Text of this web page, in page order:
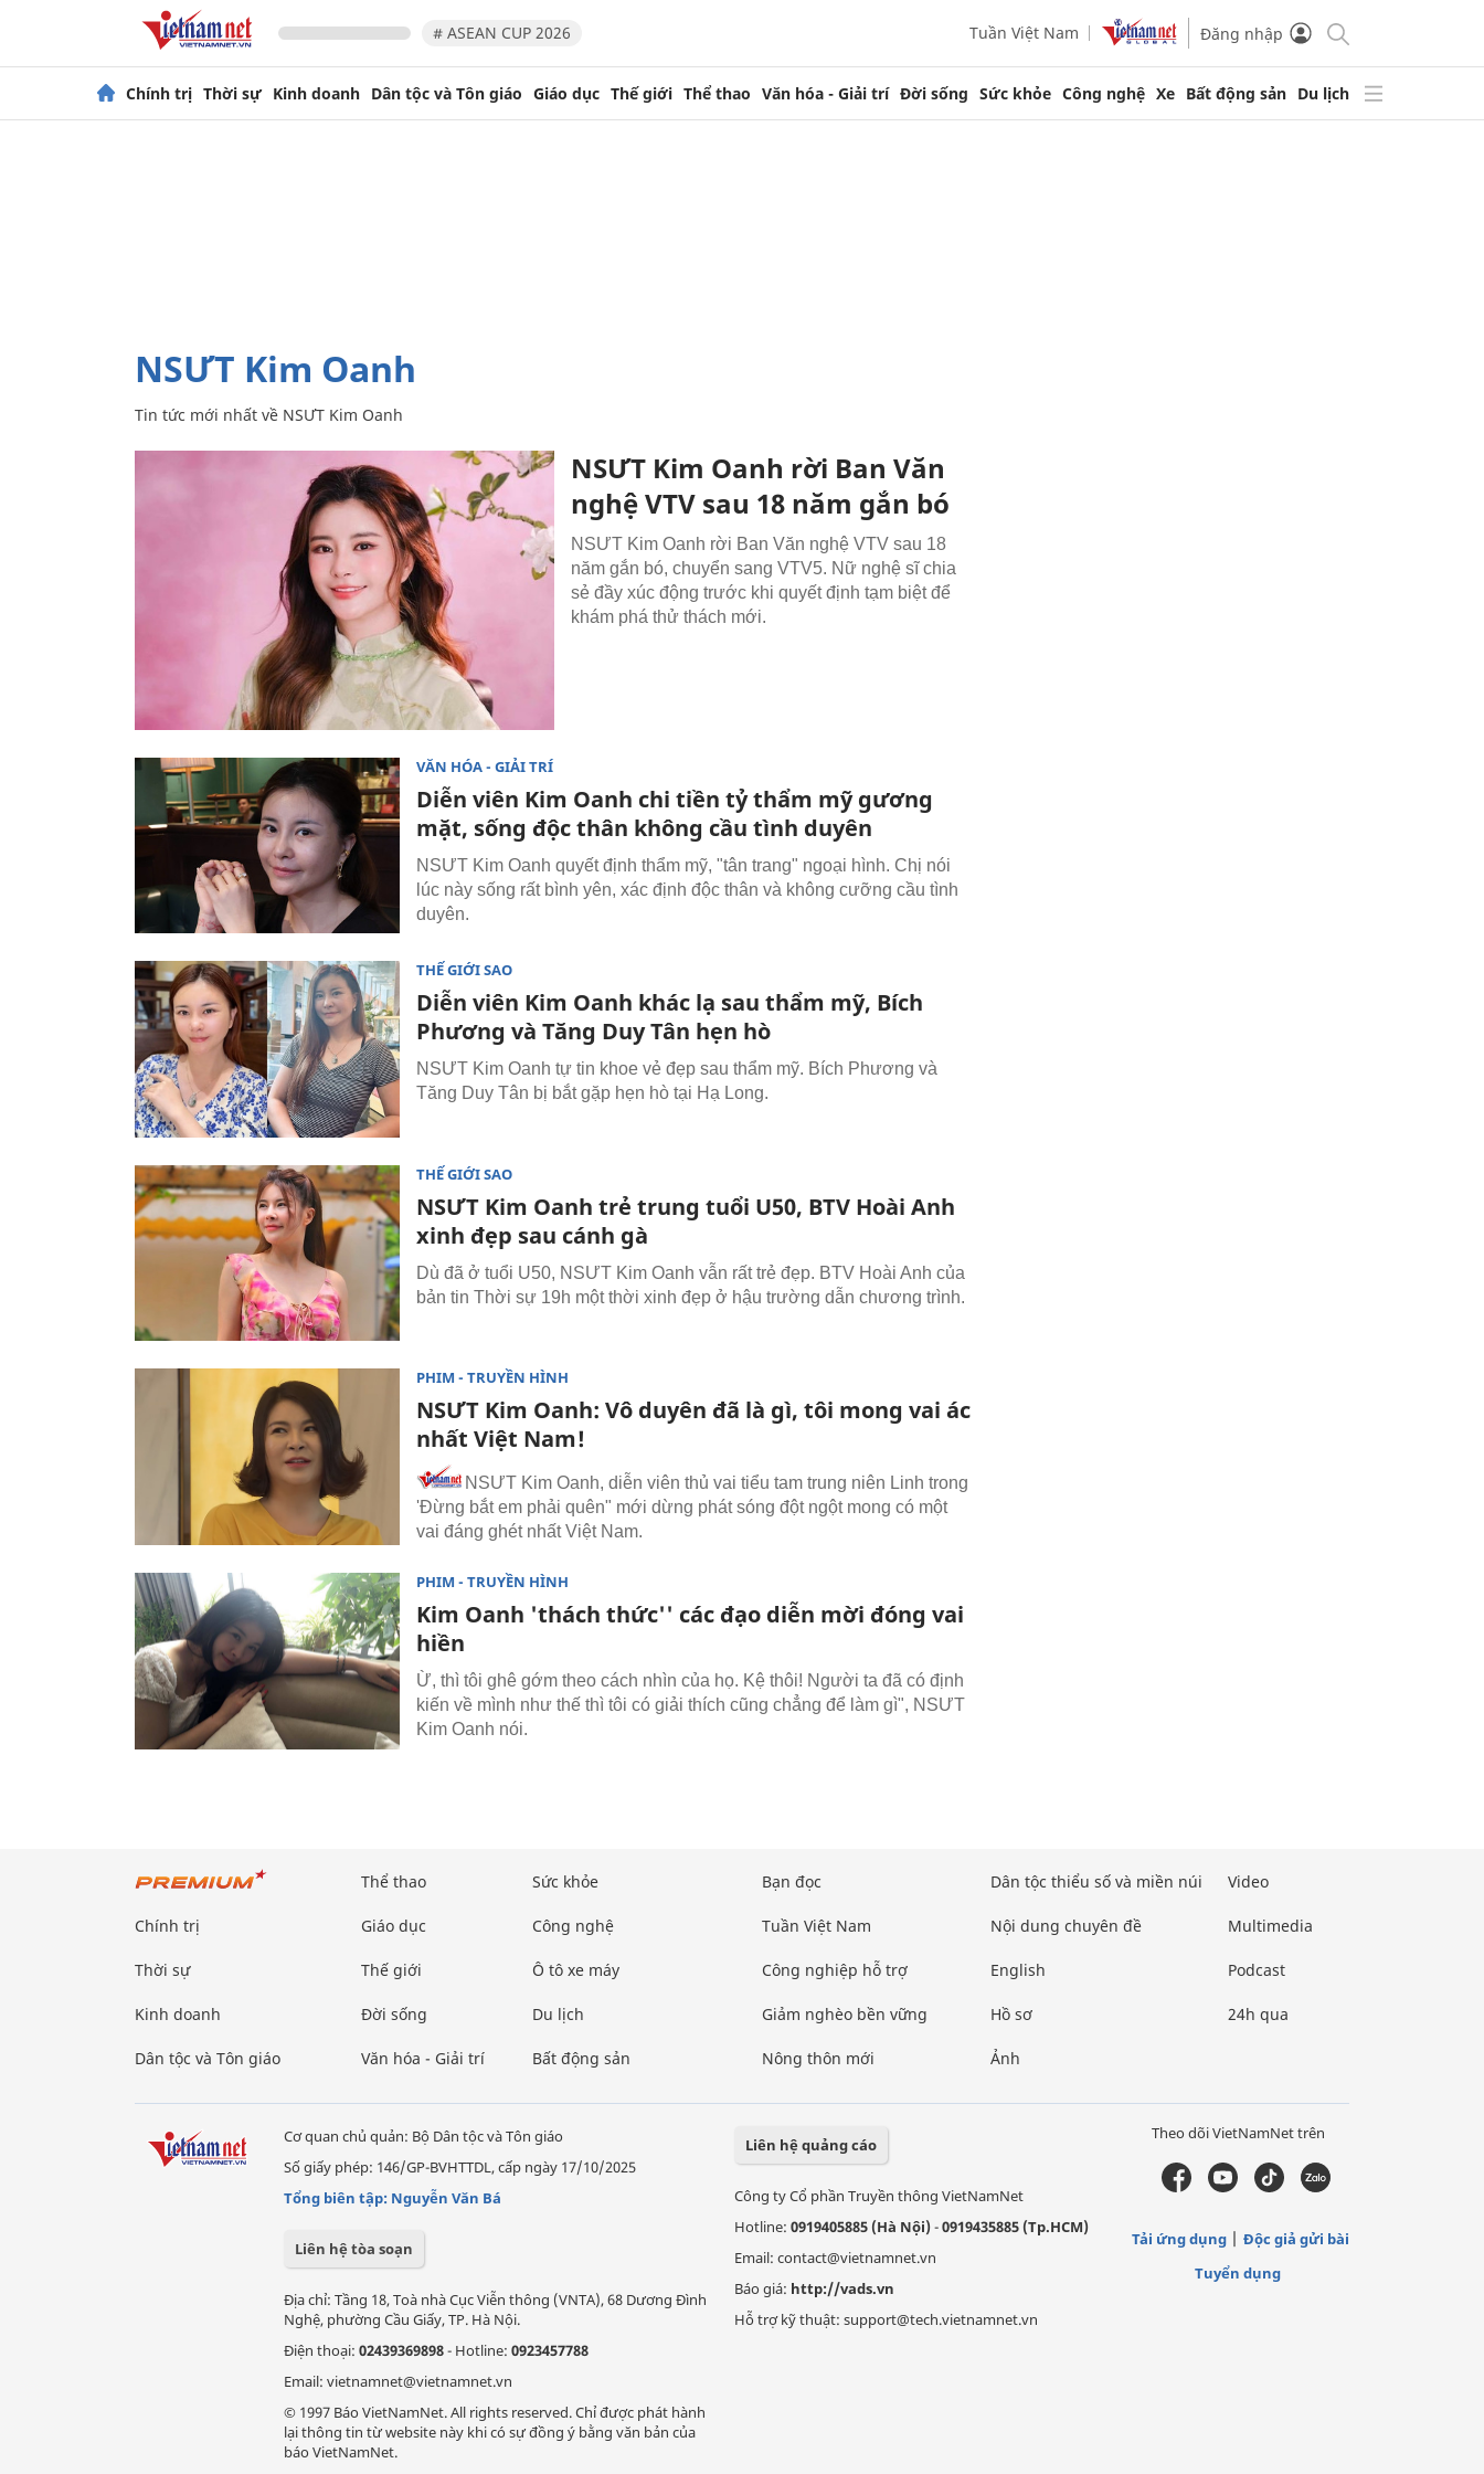
# ASEAN CUP 2026 Tuần Việt Nam Đăng nhập
Chính trị Thời sự Kinh doanh Dân tộc và Tôn giáo Giáo dục Thế giới Thể thao Văn hóa - Giải trí Đời sống Sức khỏe Công nghệ Xe Bất động sản Du lịch
NSƯT Kim Oanh
Tin tức mới nhất về NSƯT Kim Oanh
NSƯT Kim Oanh rời Ban Văn
nghệ VTV sau 18 năm gắn bó
NSƯT Kim Oanh rời Ban Văn nghệ VTV sau 18
năm gắn bó, chuyển sang VTV5. Nữ nghệ sĩ chia
sẻ đầy xúc động trước khi quyết định tạm biệt để
khám phá thử thách mới.
VĂN HÓA - GIẢI TRÍ
Diễn viên Kim Oanh chi tiền tỷ thẩm mỹ gương
mặt, sống độc thân không cầu tình duyên
NSƯT Kim Oanh quyết định thẩm mỹ, "tân trang" ngoại hình. Chị nói
lúc này sống rất bình yên, xác định độc thân và không cưỡng cầu tình
duyên.
THẾ GIỚI SAO
Diễn viên Kim Oanh khác lạ sau thẩm mỹ, Bích
Phương và Tăng Duy Tân hẹn hò
NSƯT Kim Oanh tự tin khoe vẻ đẹp sau thẩm mỹ. Bích Phương và
Tăng Duy Tân bị bắt gặp hẹn hò tại Hạ Long.
THẾ GIỚI SAO
NSƯT Kim Oanh trẻ trung tuổi U50, BTV Hoài Anh
xinh đẹp sau cánh gà
Dù đã ở tuổi U50, NSƯT Kim Oanh vẫn rất trẻ đẹp. BTV Hoài Anh của
bản tin Thời sự 19h một thời xinh đẹp ở hậu trường dẫn chương trình.
PHIM - TRUYỀN HÌNH
NSƯT Kim Oanh: Vô duyên đã là gì, tôi mong vai ác
nhất Việt Nam!
NSƯT Kim Oanh, diễn viên thủ vai tiểu tam trung niên Linh trong
'Đừng bắt em phải quên" mới dừng phát sóng đột ngột mong có một
vai đáng ghét nhất Việt Nam.
PHIM - TRUYỀN HÌNH
Kim Oanh 'thách thức'' các đạo diễn mời đóng vai
hiền
Ừ, thì tôi ghê gớm theo cách nhìn của họ. Kệ thôi! Người ta đã có định
kiến về mình như thế thì tôi có giải thích cũng chẳng để làm gì", NSƯT
Kim Oanh nói.
Chính trị
Thời sự
Kinh doanh
Dân tộc và Tôn giáo
Thể thao
Giáo dục
Thế giới
Đời sống
Văn hóa - Giải trí
Sức khỏe
Công nghệ
Ô tô xe máy
Du lịch
Bất động sản
Bạn đọc
Tuần Việt Nam
Công nghiệp hỗ trợ
Giảm nghèo bền vững
Nông thôn mới
Dân tộc thiểu số và miền núi
Nội dung chuyên đề
English
Hồ sơ
Ảnh
Video
Multimedia
Podcast
24h qua
Cơ quan chủ quản: Bộ Dân tộc và Tôn giáo
Số giấy phép: 146/GP-BVHTTDL, cấp ngày 17/10/2025
Tổng biên tập: Nguyễn Văn Bá
Liên hệ tòa soạn
Địa chỉ: Tầng 18, Toà nhà Cục Viễn thông (VNTA), 68 Dương Đình
Nghệ, phường Cầu Giấy, TP. Hà Nội.
Điện thoại: 02439369898- Hotline: 0923457788
Email: vietnamnet@vietnamnet.vn
© 1997 Báo VietNamNet. All rights reserved. Chỉ được phát hành
lại thông tin từ website này khi có sự đồng ý bằng văn bản của
báo VietNamNet.
Liên hệ quảng cáo
Công ty Cổ phần Truyền thông VietNamNet
Hotline: 0919405885 (Hà Nội)-0919435885 (Tp.HCM)
Email: contact@vietnamnet.vn
Báo giá: http://vads.vn
Hỗ trợ kỹ thuật: support@tech.vietnamnet.vn
Theo dõi VietNamNet trên
Tải ứng dụng
Độc giả gửi bài
Tuyển dụng